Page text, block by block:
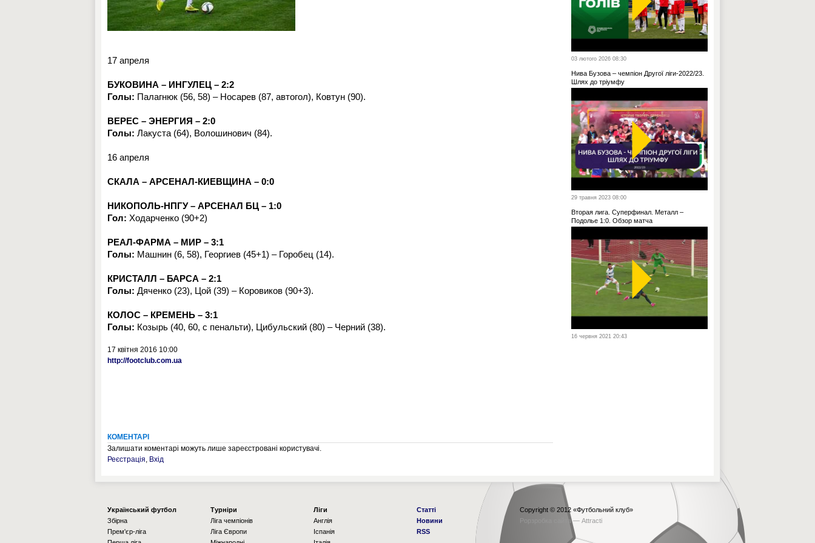
17 апреля
БУКОВИНА – ИНГУЛЕЦ – 2:2
Голы: Палагнюк (56, 58) – Носарев (87, автогол), Ковтун (90).
ВЕРЕС – ЭНЕРГИЯ – 2:0
Голы: Лакуста (64), Волошинович (84).
16 апреля
СКАЛА – АРСЕНАЛ-КИЕВЩИНА – 0:0
НИКОПОЛЬ-НПГУ – АРСЕНАЛ БЦ – 1:0
Гол: Ходарченко (90+2)
РЕАЛ-ФАРМА – МИР – 3:1
Голы: Машнин (6, 58), Георгиев (45+1) – Горобец (14).
КРИСТАЛЛ – БАРСА – 2:1
Голы: Дяченко (23), Цой (39) – Коровиков (90+3).
КОЛОС – КРЕМЕНЬ – 3:1
Голы: Козырь (40, 60, с пенальти), Цибульский (80) – Черний (38).
17 квітня 2016 10:00
http://footclub.com.ua
КОМЕНТАРІ
Залишати коментарі можуть лише зареєстровані користувачі.
Реєстрація, Вхід
03 лютого 2026 08:30
Нива Бузова – чемпіон Другої ліги-2022/23.
Шлях до тріумфу
29 травня 2023 08:00
Вторая лига. Суперфинал. Металл –
Подолье 1:0. Обзор матча
16 червня 2021 20:43
Українcький футбол
Збірна
Прем'єр-ліга
Турніри
Ліга чемпіонів
Ліга Європи
Ліги
Англія
Іспанія
Статті
Новини
RSS
Copyright © 2012 «Футбольний клуб»
Рорзробка сайта — Attracti